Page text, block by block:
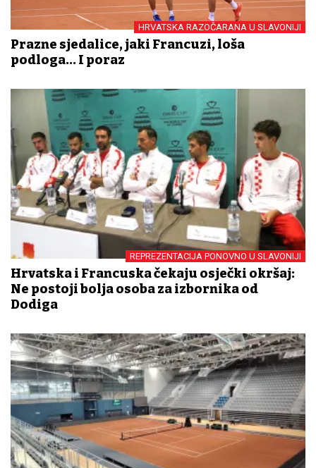
HRVATSKA RAZOČARANA U SLAVONIJI
Prazne sjedalice, jaki Francuzi, loša
podloga... I poraz
REPREZENTACIJA PONOVNO U SLAVONIJI
Hrvatska i Francuska čekaju osječki okršaj:
Ne postoji bolja osoba za izbornika od
Dodiga